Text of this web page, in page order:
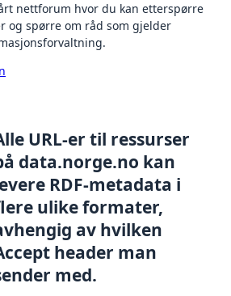
nettforum hvor du kan etterspørre
og spørre om råd som gjelder
URL-er til ressurser
data.norge.no kan
RDF-metadata i
ulike formater,
av hvilken
header man
med.